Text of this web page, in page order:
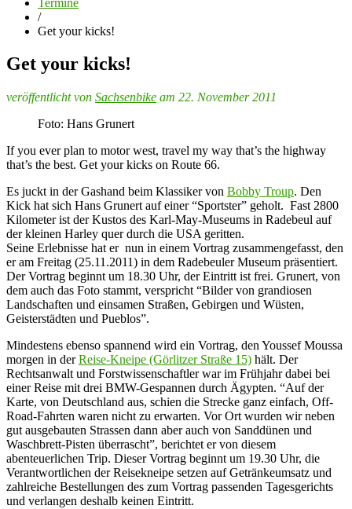
/
Get your kicks!
Get your kicks!
veröffentlicht von Sachsenbike am 22. November 2011
Foto: Hans Grunert
If you ever plan to motor west, travel my way that’s the highway
that’s the best. Get your kicks on Route 66.
Es juckt in der Gashand beim Klassiker von Bobby Troup. Den
Kick hat sich Hans Grunert auf einer “Sportster” geholt. Fast 2800
Kilometer ist der Kustos des Karl-May-Museums in Radebeul auf
der kleinen Harley quer durch die USA geritten.
Seine Erlebnisse hat er nun in einem Vortrag zusammengefasst, den
er am Freitag (25.11.2011) in dem Radebeuler Museum präsentiert.
Der Vortrag beginnt um 18.30 Uhr, der Eintritt ist frei. Grunert, von
dem auch das Foto stammt, verspricht “Bilder von grandiosen
Landschaften und einsamen Straßen, Gebirgen und Wüsten,
Geisterstädten und Pueblos”.
Mindestens ebenso spannend wird ein Vortrag, den Youssef Moussa
morgen in derReise-Kneipe (Görlitzer Straße 15) hält. Der
Rechtsanwalt und Forstwissenschaftler war im Frühjahr dabei bei
einer Reise mit drei BMW-Gespannen durch Ägypten. “Auf der
Karte, von Deutschland aus, schien die Strecke ganz einfach, Off-
Road-Fahrten waren nicht zu erwarten. Vor Ort wurden wir neben
gut ausgebauten Strassen dann aber auch von Sanddünen und
Waschbrett-Pisten überrascht”, berichtet er von diesem
abenteuerlichen Trip. Dieser Vortrag beginnt um 19.30 Uhr, die
Verantwortlichen der Reisekneipe setzen auf Getränkeumsatz und
zahlreiche Bestellungen des zum Vortrag passenden Tagesgerichts
und verlangen deshalb keinen Eintritt.